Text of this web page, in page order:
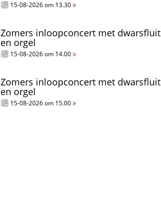
15-08-2026 om 13.30
Zomers inloopconcert met dwarsfluit
en orgel
15-08-2026 om 14.00
Zomers inloopconcert met dwarsfluit
en orgel
15-08-2026 om 15.00